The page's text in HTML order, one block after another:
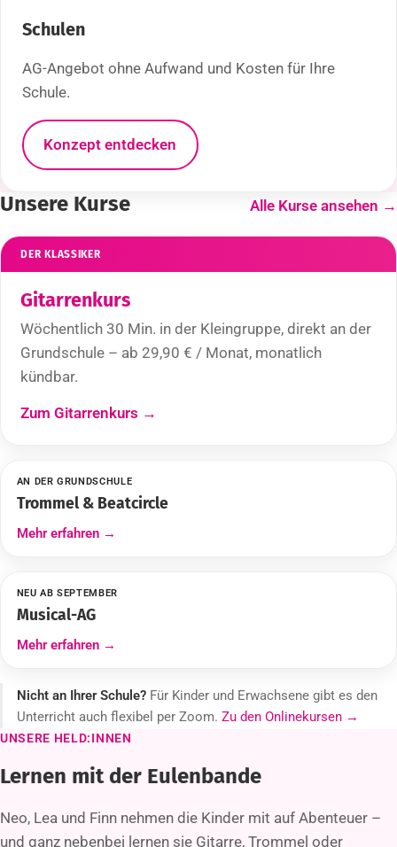
Schulen
AG-Angebot ohne Aufwand und Kosten für Ihre
Schule.
Konzept entdecken
Unsere Kurse Alle Kurse ansehen →
DER KLASSIKER
Gitarrenkurs
Wöchentlich 30 Min. in der Kleingruppe, direkt an der
Grundschule – ab 29,90 € / Monat, monatlich
kündbar.
Zum Gitarrenkurs →
AN DER GRUNDSCHULE
Trommel & Beatcircle
Mehr erfahren →
NEU AB SEPTEMBER
Musical-AG
Mehr erfahren →
Nicht an Ihrer Schule? Für Kinder und Erwachsene gibt es den
Unterricht auch flexibel per Zoom. Zu den Onlinekursen →
UNSERE HELD:INNEN
Lernen mit der Eulenbande
Neo, Lea und Finn nehmen die Kinder mit auf Abenteuer –
und ganz nebenbei lernen sie Gitarre, Trommel oder